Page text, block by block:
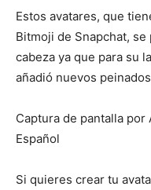
Estos avatares, que
Bitmoji de Snapchat,
cabeza ya que para su
añadió nuevos
Captura de pantalla por
Español
Si quieres crear tu